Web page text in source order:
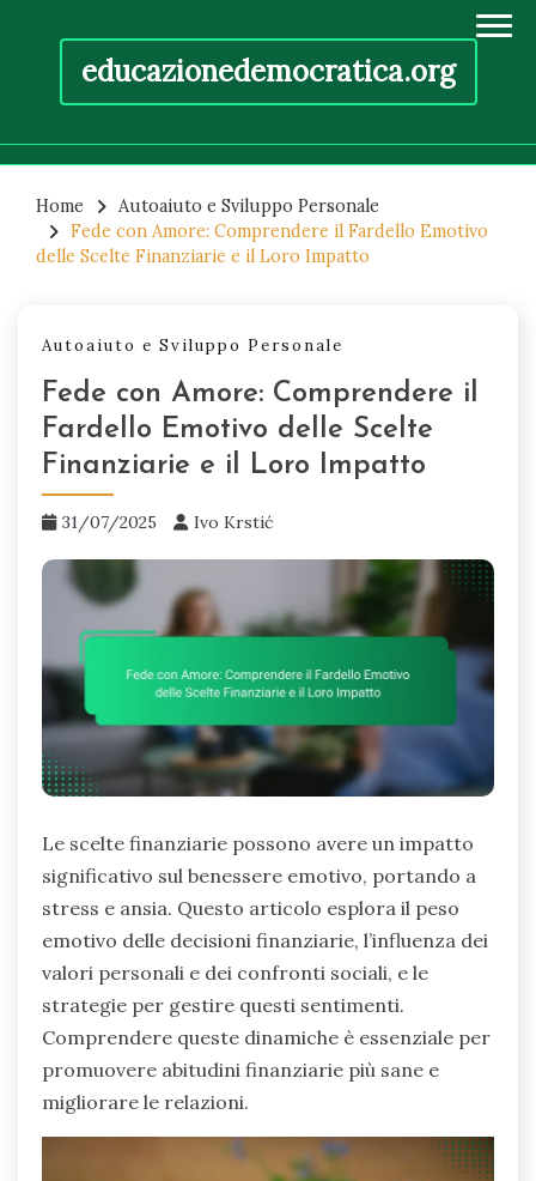
educazionedemocratica.org
content
Home
Autoaiuto e Sviluppo Personale
Fede con Amore: Comprendere il Fardello Emotivo
delle Scelte Finanziarie e il Loro Impatto
Autoaiuto e Sviluppo Personale
Fede con Amore: Comprendere il
Fardello Emotivo delle Scelte
Finanziarie e il Loro Impatto
31/07/2025 Ivo Krstić
Le scelte finanziarie possono avere un impatto
significativo sul benessere emotivo, portando a
stress e ansia. Questo articolo esplora il peso
emotivo delle decisioni finanziarie, l’influenza dei
valori personali e dei confronti sociali, e le
strategie per gestire questi sentimenti.
Comprendere queste dinamiche è essenziale per
promuovere abitudini finanziarie più sane e
migliorare le relazioni.